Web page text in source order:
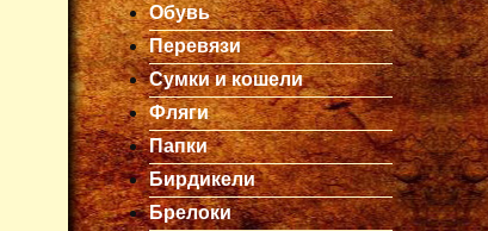
Обувь
Перевязи
Сумки и кошели
Фляги
Папки
Бирдикели
Брелоки